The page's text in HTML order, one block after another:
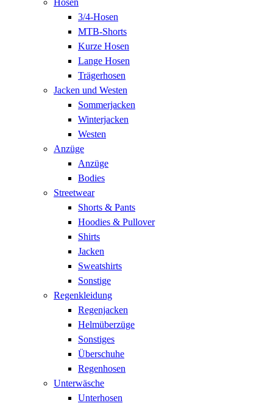
3/4-Hosen
MTB-Shorts
Kurze Hosen
Lange Hosen
Trägerhosen
Jacken und Westen
Sommerjacken
Winterjacken
Westen
Anzüge
Anzüge
Bodies
Streetwear
Shorts & Pants
Hoodies & Pullover
Shirts
Jacken
Sweatshirts
Sonstige
Regenkleidung
Regenjacken
Helmüberzüge
Sonstiges
Überschuhe
Regenhosen
Unterwäsche
Unterhosen